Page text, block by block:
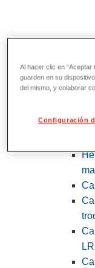
Al hacer clic en
guarden en su
del mismo, y colaborar
Configuración